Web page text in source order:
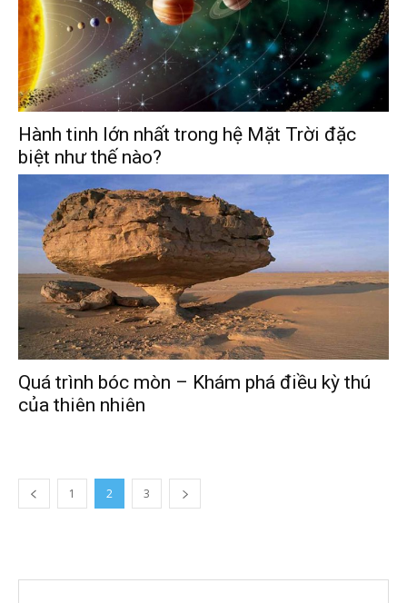
Hành tinh lớn nhất trong hệ Mặt Trời đặc
biệt như thế nào?
Quá trình bóc mòn – Khám phá điều kỳ thú
của thiên nhiên
1 2 3